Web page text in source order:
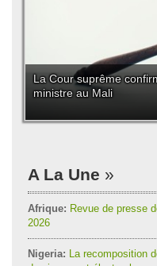
La Cour suprême
ministre au Mali
A La Une
Afrique: Revue de presse
2026
Nigeria: La recomposition